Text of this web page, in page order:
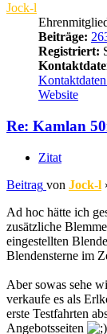
Jock-l
Beiträge:
Registriert:
Website
Re: Kamlan
Zitat
Beitrag von Jock-l
Ad hoc hätte ich
zusätzliche
eingestellten
Blendensterne im
Aber sowas sehe
verkaufe es als
erste Testfahrten
Angebotsseiten